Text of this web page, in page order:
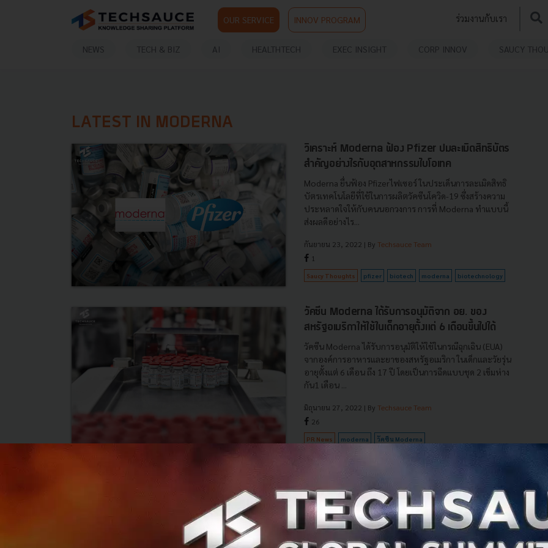
OUR SERVICE INNOV PROGRAM ร่วมงานกับเรา
NEWS TECH & BIZ AI HEALTHTECH EXEC INSIGHT CORP INNOV SAUCY
LATEST IN MODERNA
วิเคราะห์ Moderna ฟ้อง Pfizer ปมละเมิดสิทธิบัตร
สำคัญอย่างไรกับอุตสาหกรรมไบโอเทค
Moderna ยื่นฟ้อง Pfizerไฟเซอร์ ในประเด็นการละเมิดสิทธิ
บัตรเทคโนโลยีที่ใช้ในการผลิตวัคซีนโควิด-19 ซึ่งสร้างความ
ประหลาดใจให้กับคนนอกวงการ การที่ Moderna ทำแบบนี้
ส่งผลดีอย่างไร...
กันยายน 23, 2022 | By Techsauce Team
1
Saucy Thoughts pfizer biotech moderna biotechnology
วัคซีน Moderna ได้รับการอนุมัติจาก อย. ของ
สหรัฐอเมริกาให้ใช้ในเด็กอายุตั้งแต่ 6 เดือนขึ้นไปได้
วัคซีน Moderna ได้รับการอนุมัติให้ใช้ในกรณีฉุกเฉิน (EUA)
จากองค์การอาหารและยาของสหรัฐอเมริกา ในเด็กและวัยรุ่น
อายุตั้งแต่ 6 เดือน ถึง 17 ปี โดยเป็นการฉีดแบบชุด 2 เข็มห่าง
กัน1 เดือน ...
มิถุนายน 27, 2022 | By Techsauce Team
26
PR News moderna วัคซีน Moderna
ล่าสุด Moderna ยื่นขออนุญาตใช้วัคซีนโควิดในเด็ก
อายุ 6 เดือน-น้อยกว่า 6 ปี กับ อย.สหรัฐ-สหภาพ
ยุโรป แล้ว